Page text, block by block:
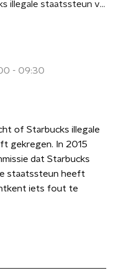
Kreeg Starbucks illegale staatssteun van Nederland?
- 09:30
of Starbucks illegale
gekregen. In 2015
dat Starbucks
staatssteun heeft
iets fout te